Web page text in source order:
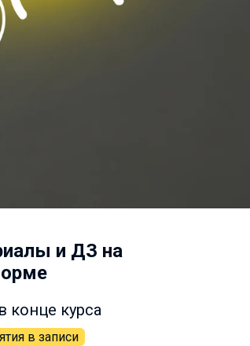
и ДЗ на
конце курса
в записи